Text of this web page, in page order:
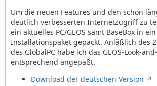
Um die neuen Features und den schon
deutlich verbesserten Internetzugriff zu
ein aktuelles PC/GEOS samt BaseBox in
Installationspaket gepackt. Anläßlich des
des GlobalPC habe ich das GEOS-Look-
entsprechend angepaßt.
Download der deutschen Version